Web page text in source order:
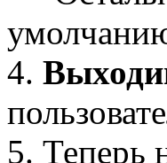
4.
5. Теперь